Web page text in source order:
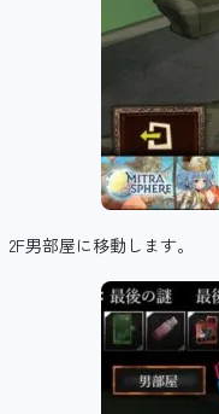
2F男部屋に移動します。